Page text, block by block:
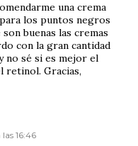
una crema
los puntos negros
buenas las cremas
con la gran cantidad
no sé si es mejor el
retinol. Gracias,
16:46